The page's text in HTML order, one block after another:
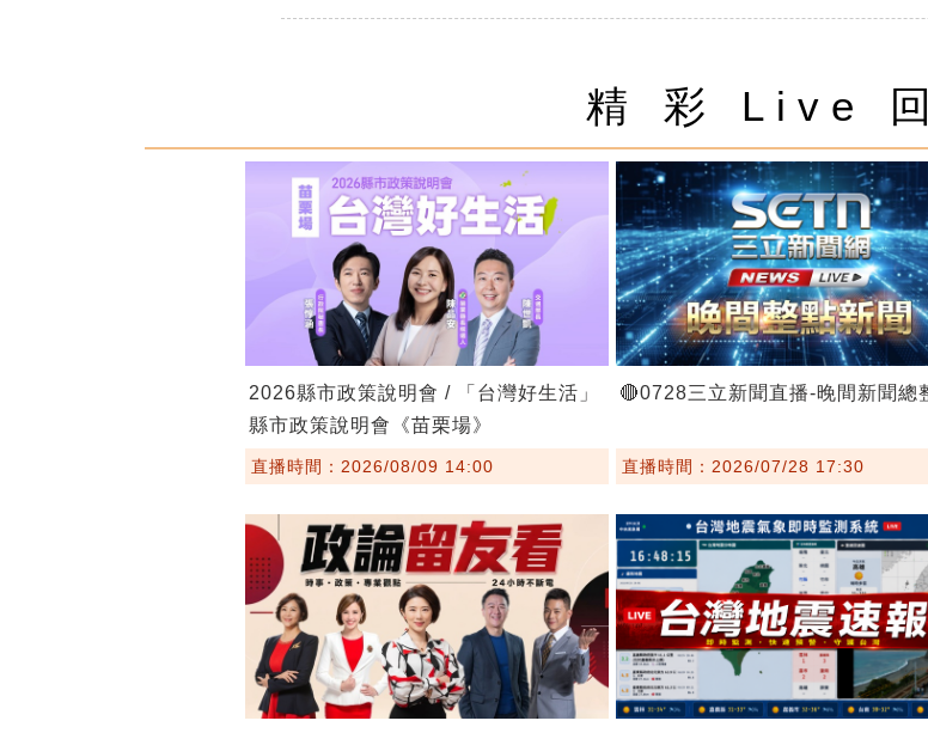
精 彩 Live
2026縣市政策說明會 / 「台灣好生活」
縣市政策說明會《苗栗場》
直播時間：2026/08/09 14:00
🔴0728三立新聞直播-晚間新聞總
直播時間：2026/07/28 17:30